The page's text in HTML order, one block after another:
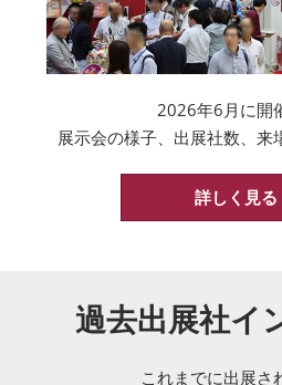
2026年6月に開
展示会の様子、出展社数、来
詳しく見る
過去出展社イ
これまでに出展さ